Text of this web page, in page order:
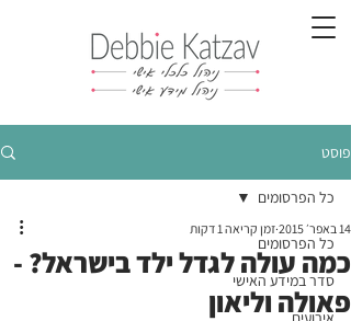
פוסט
כל הפרסומים
סדר במידע האישי
כל הפרסומים
כמה עולה לגדל ילד בישראל? -
פאולה וליאון
14 באפר׳ 2015 זמן קריאה 1 דקות